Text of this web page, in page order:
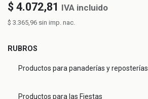
$ 4.072,81 IVA incluido
$ 3.365,96 sin imp. nac.
RUBROS
Productos para panaderías y reposterías
Productos para las Fiestas